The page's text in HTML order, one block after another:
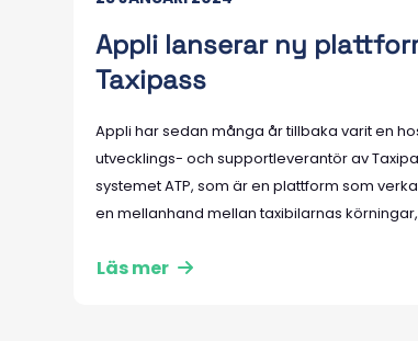
Appli lanserar ny
Taxipass
Appli har sedan många år tillbaka varit en
utvecklings- och supportleverantör av
systemet ATP, som är en plattform som
en mellanhand mellan taxibilarnas
Läs mer